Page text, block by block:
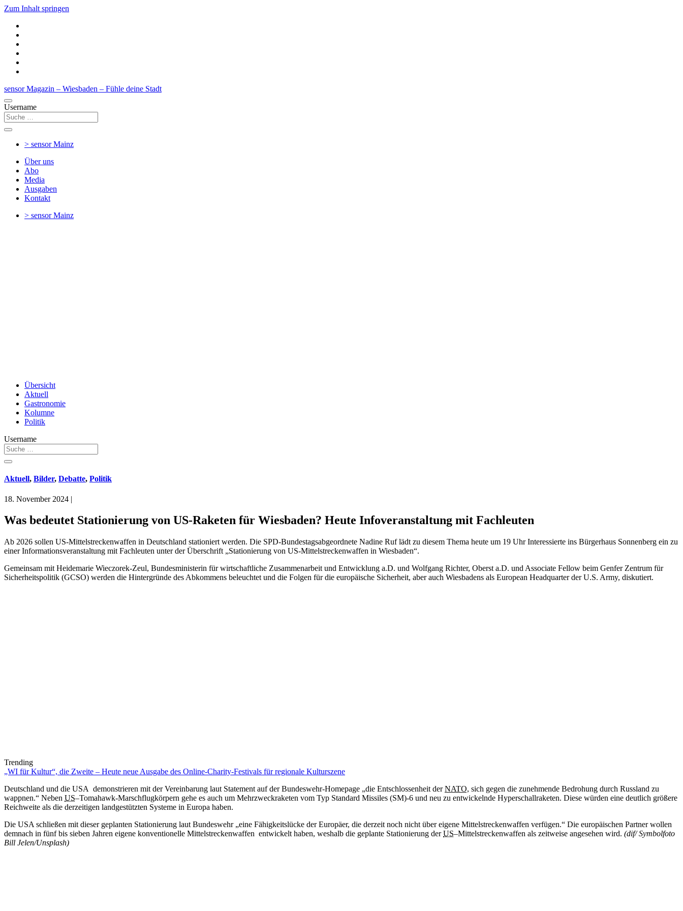
Zum Inhalt springen
sensor Magazin – Wiesbaden – Fühle deine Stadt
Username
> sensorMainz
Über uns
Abo
Media
Ausgaben
Kontakt
> sensorMainz
Übersicht
Aktuell
Gastronomie
Kolumne
Politik
Username
Aktuell, Bilder, Debatte, Politik
18. November 2024 |
Was bedeutet Stationierung von US-Raketen für Wiesbaden? Heute Infoveranstaltung mit Fachleuten
Ab 2026 sollen US-Mittelstreckenwaffen in Deutschland stationiert werden. Die SPD-Bundestagsabgeordnete Nadine Ruf lädt zu diesem Thema heute um 19 Uhr Interessierte ins Bürgerhaus Sonnenberg ein zu
einer Informationsveranstaltung mit Fachleuten unter der Überschrift „Stationierung von US-Mittelstreckenwaffen in Wiesbaden“.
Gemeinsam mit Heidemarie Wieczorek-Zeul, Bundesministerin für wirtschaftliche Zusammenarbeit und Entwicklung a.D. und Wolfgang Richter, Oberst a.D. und Associate Fellow beim Genfer Zentrum für
Sicherheitspolitik (GCSO) werden die Hintergründe des Abkommens beleuchtet und die Folgen für die europäische Sicherheit, aber auch Wiesbadens als European Headquarter der U.S. Army, diskutiert.
Trending
„WI für Kultur“, die Zweite – Heute neue Ausgabe des Online-Charity-Festivals für regionale Kulturszene
Deutschland und die USA demonstrieren mit der Vereinbarung laut Statement auf der Bundeswehr-Homepage „die Entschlossenheit derNATO, sich gegen die zunehmende Bedrohung durch Russland zu
wappnen.“ Neben US–Tomahawk-Marschflugkörpern gehe es auch um Mehrzweckraketen vom Typ Standard Missiles (SM)-6 und neu zu entwickelnde Hyperschallraketen. Diese würden eine deutlich größere
Reichweite als die derzeitigen landgestützten Systeme in Europa haben.
Die USA schließen mit dieser geplanten Stationierung laut Bundeswehr „eine Fähigkeitslücke der Europäer, die derzeit noch nicht über eigene Mittelstreckenwaffen verfügen.“ Die europäischen Partner wollen
demnach in fünf bis sieben Jahren eigene konventionelle Mittelstreckenwaffen entwickelt haben, weshalb die geplante Stationierung derUS–Mittelstreckenwaffen als zeitweise angesehen wird. (dif/ Symbolfoto
Bill Jelen/Unsplash)